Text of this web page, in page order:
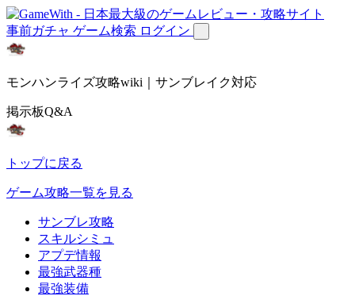
事前ガチャ ゲーム検索 ログイン
モンハンライズ攻略wiki｜サンブレイク対応
掲示板Q&A
トップに戻る
ゲーム攻略一覧を見る
サンブレ攻略
スキルシミュ
アプデ情報
最強武器種
最強装備